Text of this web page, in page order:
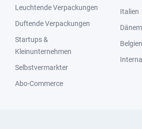
Leuchtende Verpackungen
Duftende Verpackungen
Startups &
Kleinunternehmen
Selbstvermarkter
Abo-Commerce
Italien
Belgien